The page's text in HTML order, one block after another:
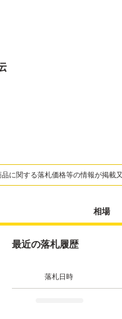
に関する落札価格等の情報が掲載
相場
最近の落札履歴
落札日時